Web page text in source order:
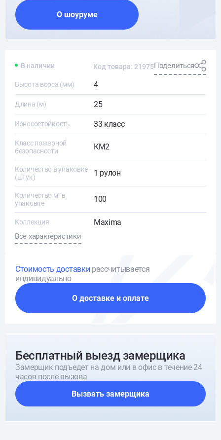
О шоуруме
В наличии Код товара: 21975Поделиться
Высота ворса (мм) 4
Длина (м) 25
Износостойкость 33 класс
Класс пожарной
безопасности
КМ2
Количество в упаковке
(штук)
1 рулон
Количество м² в
упаковке
100
Коллекция Maxima
Все характеристики
Стоимость доставки рассчитывается
индивидуально
О доставке и оплате
Бесплатный выезд замерщика
Замерщик подъедет на дом или в офис в течение 24
часов после вызова
Вызвать замерщика